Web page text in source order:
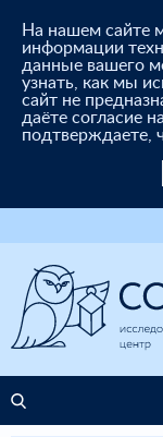
На нашем сайте
информации
данные вашего
узнать, как мы
сайт не
даёте согласие
подтверждаете,